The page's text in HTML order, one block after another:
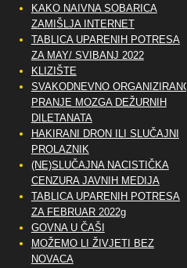
KAKO NAIVNA SOBARICA
ZAMIŠLJA INTERNET
TABLICA UPARENIH POTRESA
ZA MAY/ SVIBANJ 2022
KLIZIŠTE
SVAKODNEVNO ORGANIZIRANO
PRANJE MOZGA DEŽURNIH
DILETANATA
HAKIRANI DRON ILI SLUČAJNI
PROLAZNIK
(NE)SLUČAJNA NACISTIČKA
CENZURA JAVNIH MEDIJA
TABLICA UPARENIH POTRESA
ZA FEBRUAR 2022g
GOVNA U ČAŠI
MOŽEMO LI ŽIVJETI BEZ
NOVACA